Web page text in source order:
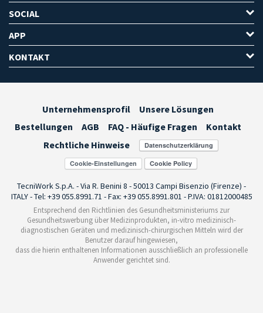
SOCIAL
APP
KONTAKT
Unternehmensprofil
Unsere Lösungen
Bestellungen
AGB FAQ - Häufige Fragen
Kontakt
Rechtliche Hinweise
Cookie-Einstellungen
TecniWork S.p.A. - Via R. Benini 8 - 50013 Campi Bisenzio (Firenze) -
ITALY - Tel: +39 055.8991.71 - Fax: +39 055.8991.801 - P.IVA: 01812000485
Entsprechend den Richtlinien des Gesundheitsministeriums zur
Gesundheitswerbung über Medizinprodukten, in-vitro medizinisch-
diagnostischen Geräten und medizinisch-chirurgischen Mitteln wird der
Benutzer darauf hingewiesen,
dass die hierin enthaltenen Informationen ausschließlich an professionelle
Anwender gerichtet sind.